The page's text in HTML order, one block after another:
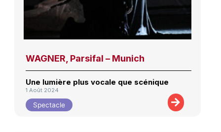
WAGNER, Parsifal – Munich
Une lumière plus vocale que scénique
1 Août 2024
Spectacle